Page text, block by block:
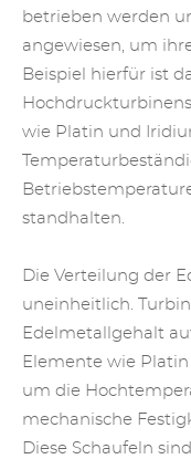
betrieben werden
angewiesen, um
Beispiel hierfür ist
wie Platin und
standhalten.
Die Verteilung der
uneinheitlich.
Edelmetallgehalt
Elemente wie
um die
mechanische
Diese Schaufeln